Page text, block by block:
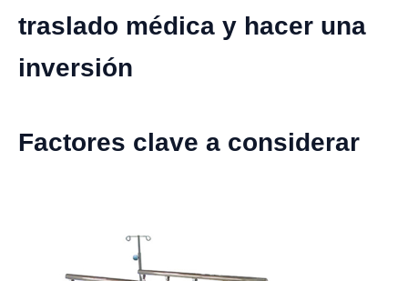
traslado médica y hacer una
inversión
Factores clave a considerar